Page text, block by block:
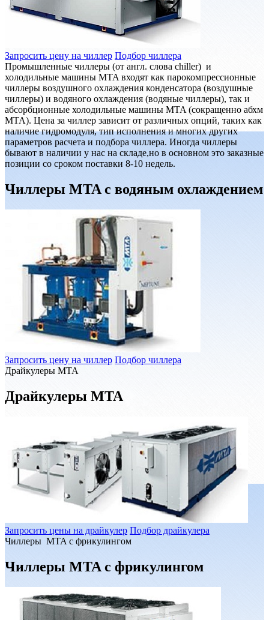
Запросить цену на чиллер Подбор чиллера
Промышленные чиллеры (от англ. слова chiller) и
холодильные машины MTA входят как парокомпрессионные
чиллеры воздушного охлаждения конденсатора (воздушные
чиллеры) и водяного охлаждения (водяные чиллеры), так и
абсорбционные холодильные машины MTA (сокращенно абхм
MTA). Цена за чиллер зависит от различных опций, таких как
наличие гидромодуля, тип исполнения и многих других
параметров расчета и подбора чиллера. Иногда чиллеры
бывают в наличии у нас на складе,но в основном это заказные
позиции со сроком поставки 8-10 недель.
Чиллеры MTA с водяным охлаждением
Запросить цену на чиллер Подбор чиллера
Драйкулеры MTA
Драйкулеры MTA
Запросить цены на драйкулер Подбор драйкулера
Чиллеры MTA с фрикулингом
Чиллеры MTA с фрикулингом